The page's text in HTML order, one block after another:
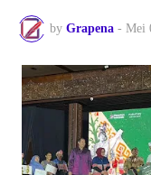
by Grapena - Mei